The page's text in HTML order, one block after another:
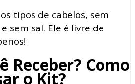
tipos de cabelos, sem
sem sal. Ele é livre de
Receber? Como
o Kit?